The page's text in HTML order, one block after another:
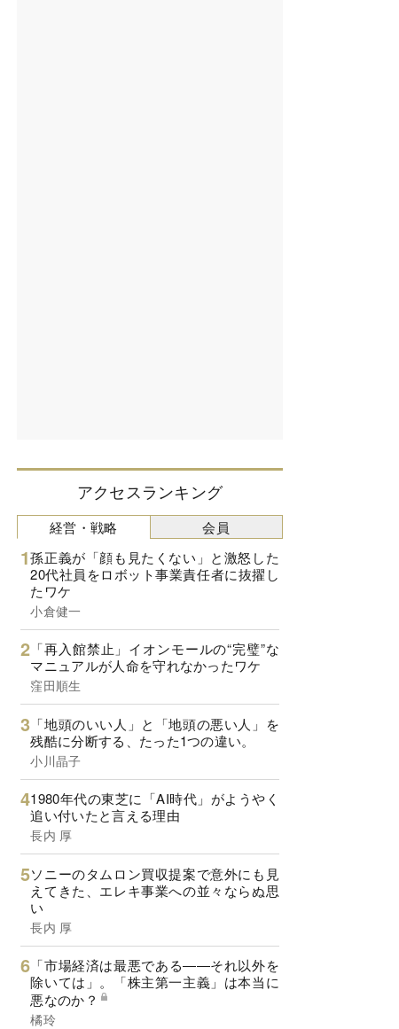
アクセスランキング
経営・戦略
孫正義が「顔も見たくない」と激怒した
20代社員をロボット事業責任者に抜擢し
たワケ
小倉健一
「再入館禁止」イオンモールの“完璧”な
マニュアルが人命を守れなかったワケ
窪田順生
「地頭のいい人」と「地頭の悪い人」を
残酷に分断する、たった1つの違い。
小川晶子
1980年代の東芝に「AI時代」がようやく
追い付いたと言える理由
長内 厚
ソニーのタムロン買収提案で意外にも見
えてきた、エレキ事業への並々ならぬ思
い
長内 厚
「市場経済は最悪である――それ以外を
除いては」。「株主第一主義」は本当に
悪なのか？
橘玲
会員